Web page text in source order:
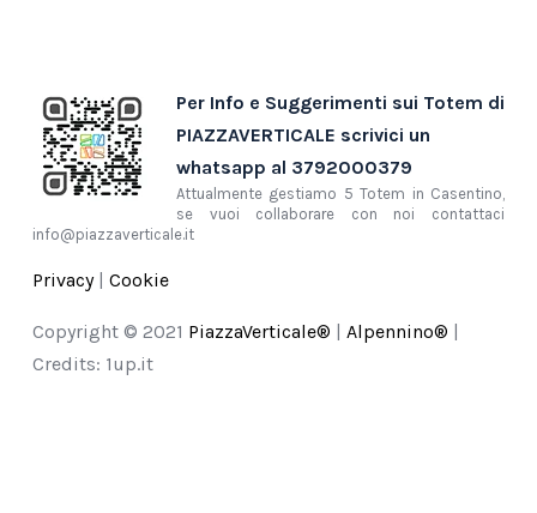
Per Info e Suggerimenti sui Totem di
PIAZZAVERTICALE scrivici un
whatsapp al 3792000379
Attualmente gestiamo 5 Totem in Casentino,
se vuoi collaborare con noi contattaci
info@piazzaverticale.it
Privacy| Cookie
Copyright © 2021 PiazzaVerticale® | Alpennino® |
Credits: 1up.it